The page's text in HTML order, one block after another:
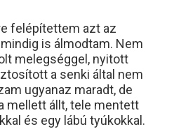
felépítettem azt az
is álmodtam. Nem
melegséggel, nyitott
a senki által nem
ugyanaz maradt, de
mellett állt, tele mentett
és egy lábú tyúkokkal.